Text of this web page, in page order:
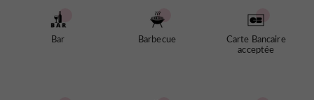
tout moment pour quelques jours.
Découvrez les multiples possibilités qui vous sont
Bar Barbecue
Carte Bancaire
acceptée